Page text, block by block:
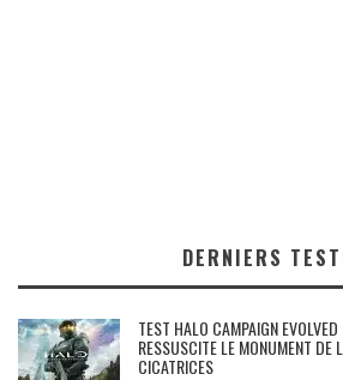
DERNIERS
TEST HALO CAMPAIGN
RESSUSCITE LE MONUMENT DE
CICATRICES